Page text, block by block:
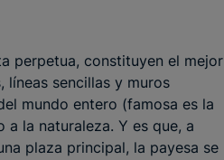
perpetua, constituyen el mejor
líneas sencillas y muros
mundo entero (famosa es la
la naturaleza. Y es que, a
plaza principal, la payesa se